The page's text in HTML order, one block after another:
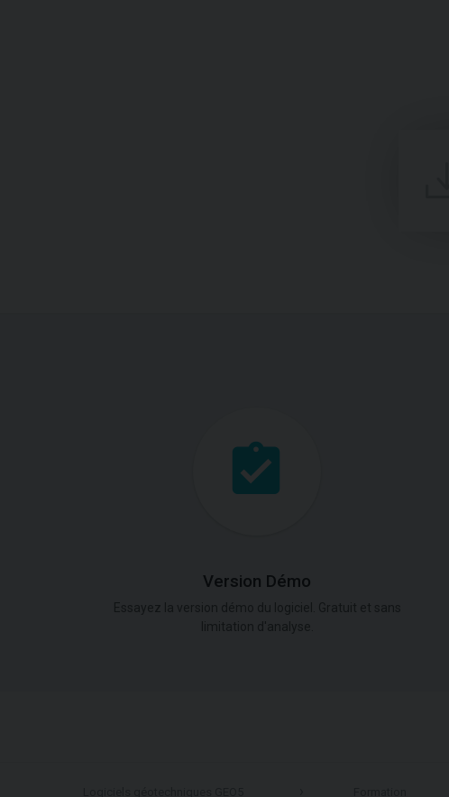
Version Démo